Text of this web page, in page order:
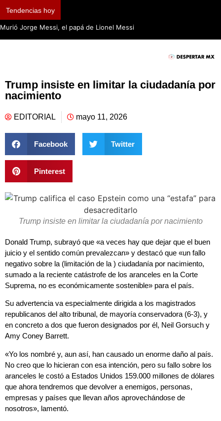
Tendencias hoy
Murió Jorge Messi, el papá de Lionel Messi
Trump insiste en limitar la ciudadanía por
nacimiento
EDITORIAL mayo 11, 2026
Facebook Twitter
Pinterest
Trump insiste en limitar la ciudadanía por nacimiento
Donald Trump, subrayó que «a veces hay que dejar que el buen
juicio y el sentido común prevalezcan» y destacó que «un fallo
negativo sobre la (limitación de la ) ciudadanía por nacimiento,
sumado a la reciente catástrofe de los aranceles en la Corte
Suprema, no es económicamente sostenible» para el país.
Su advertencia va especialmente dirigida a los magistrados
republicanos del alto tribunal, de mayoría conservadora (6-3), y
en concreto a dos que fueron designados por él, Neil Gorsuch y
Amy Coney Barrett.
«Yo los nombré y, aun así, han causado un enorme daño al país.
No creo que lo hicieran con esa intención, pero su fallo sobre los
aranceles le costó a Estados Unidos 159.000 millones de dólares
que ahora tendremos que devolver a enemigos, personas,
empresas y países que llevan años aprovechándose de
nosotros», lamentó.